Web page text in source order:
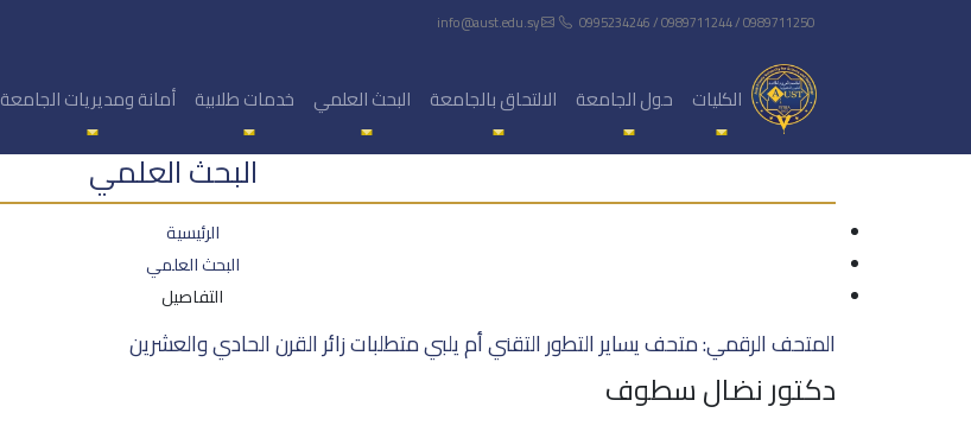
0995234246 / 0989711244 / 0989711250
الكليات حول الجامعة الالتحاق بالجامعة البحث العلمي خدمات طلابية أمانة ومديريات الجامعة
البحث العلمي
الرئيسية
البحث العلمي
التفاصيل
المتحف الرقمي: متحف يساير التطور التقني أم يلبي متطلبات زائر القرن الحادي والعشرين
دكتور نضال سطوف